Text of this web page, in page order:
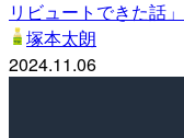
リビュートできた話
塚本太朗
2024.11.06